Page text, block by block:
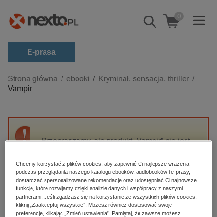
Pokaż/schowaj
wyszukiwarkę
0
E-prasa
Kategorie
Zobacz wszystkie E-prasa
budownictwo, aranżacja wnętrz
darmowe wydania
edukacja
hobby, sport, rozrywka
komputery, internet, technologie, informatyka
Strona główna ebooki
Kryminał, sensacja, thriller
Vampir
Przepraszamy, ale produkt „Vampir” nie jest
High-contrast mode
Polecane
Chcemy korzystać z plików cookies, aby zapewnić Ci najlepsze wrażenia
podczas przeglądania naszego katalogu ebooków, audiobooków i e-prasy,
dostarczać spersonalizowane rekomendacje oraz udostępniać Ci najnowsze
funkcje, które rozwijamy dzięki analizie danych i współpracy z naszymi
partnerami. Jeśli zgadzasz się na korzystanie ze wszystkich plików cookies,
kliknij „Zaakceptuj wszystkie”. Możesz również dostosować swoje
preferencje, klikając „Zmień ustawienia”. Pamiętaj, że zawsze możesz